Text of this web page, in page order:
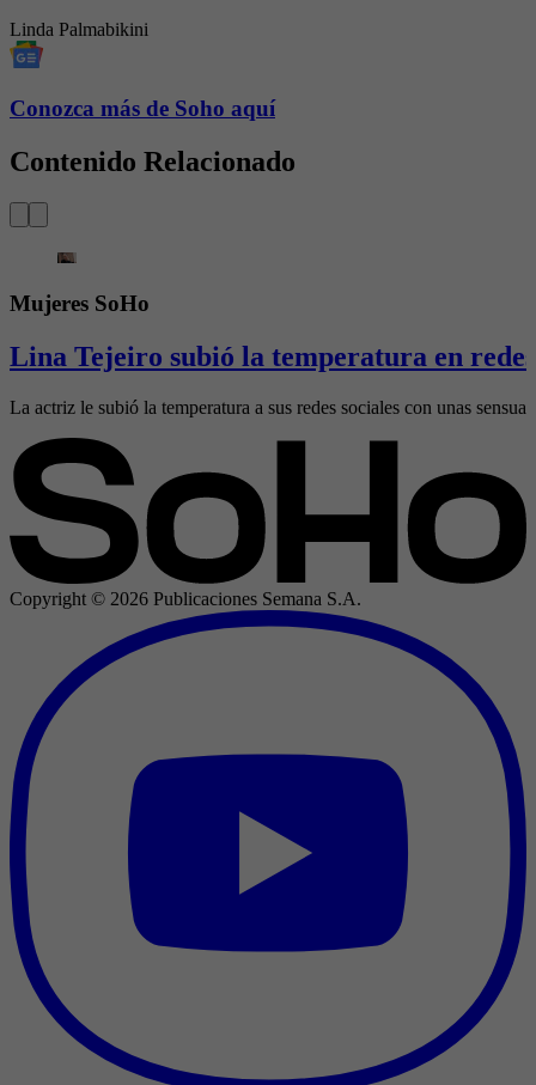
Linda Palmabikini
Conozca más de Soho aquí
Contenido Relacionado
Mujeres SoHo
Lina Tejeiro subió la temperatura en
La actriz le subió la temperatura a sus redes sociales con unas
Copyright © 2026 Publicaciones Semana S.A.